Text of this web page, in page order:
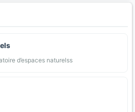
d’espaces naturelss